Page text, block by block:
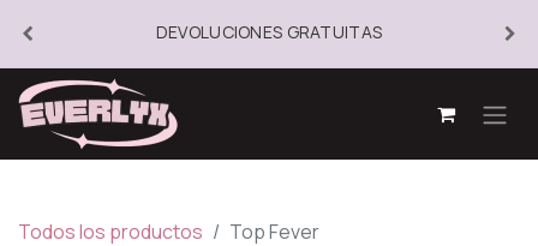
DEVOLUCIONES GRATUITAS
Todos los productos Top Fever